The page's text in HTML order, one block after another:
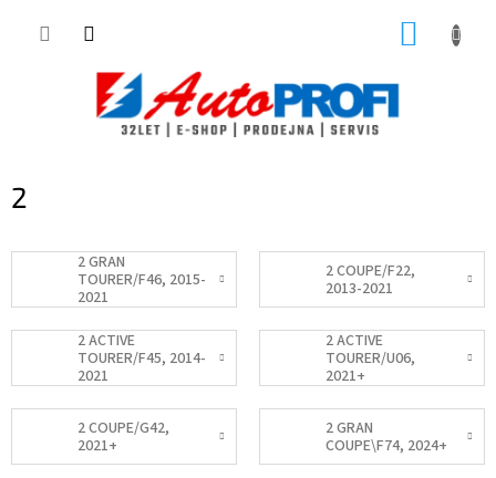
2
2 GRAN
TOURER/F46, 2015-
2021
2 COUPE/F22,
2013-2021
2 ACTIVE
TOURER/F45, 2014-
2021
2 ACTIVE
TOURER/U06,
2021+
2 COUPE/G42,
2021+
2 GRAN
COUPE\F74, 2024+